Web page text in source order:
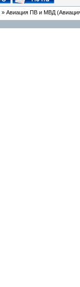
» Авиация ПВ и МВД